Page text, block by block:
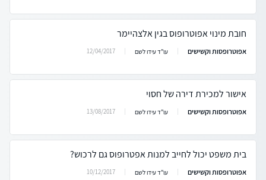
חובת מינוי אפוטרופוס בגין אלצהיימר
אפוטרופסות וקשישים עו"ד עידו לשם 12/04/2017
אישור למכירת דירה של חסוי
אפוטרופסות וקשישים עו"ד עידו לשם 13/08/2017
בית משפט יכול לחייב למנות אפטרופוס גם לרכוש?
אפוטרופסות וקשישים עו"ד עידו לשם 10/12/2017